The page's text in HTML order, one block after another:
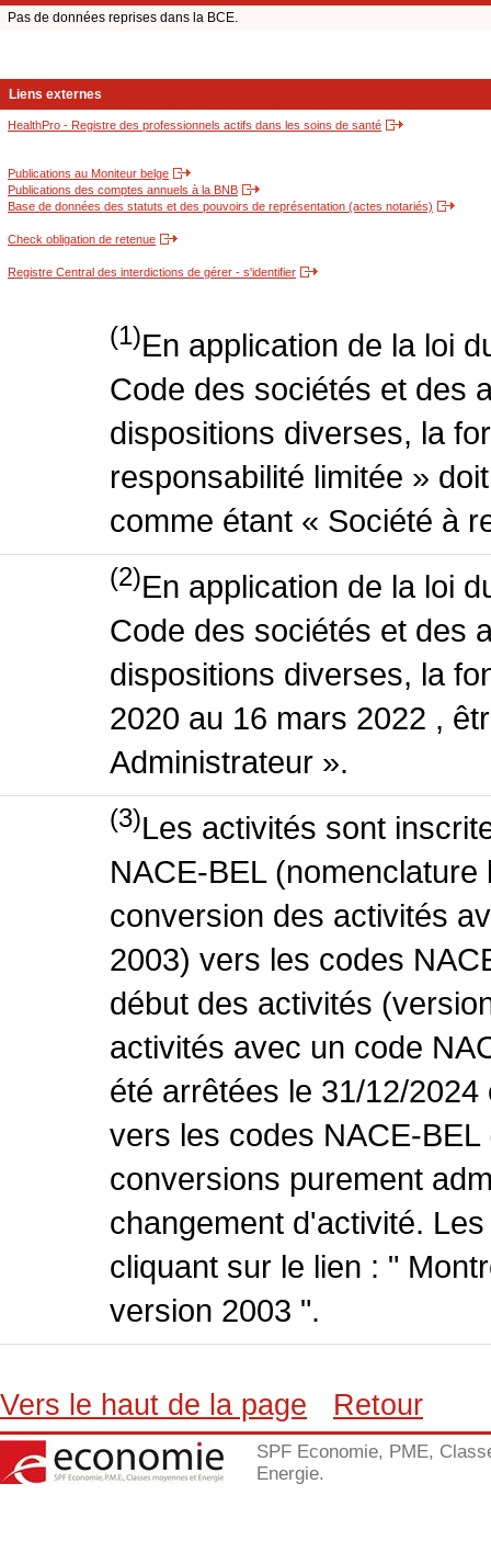
Pas de données reprises dans la BCE.
Liens externes
HealthPro - Registre des professionnels actifs dans les soins de santé
Publications au Moniteur belge
Publications des comptes annuels à la BNB
Base de données des statuts et des pouvoirs de représentation (actes notariés)
Check obligation de retenue
Registre Central des interdictions de gérer - s'identifier
(1)En application de la loi
Code des sociétés et des
dispositions diverses, la
responsabilité limitée »
comme étant « Société à
(2)En application de la loi
Code des sociétés et des
dispositions diverses, la
2020 au 16 mars 2022 ,
Administrateur ».
(3)Les activités sont
NACE-BEL
conversion des activités
2003) vers les codes
début des activités
activités avec un code
été arrêtées le 31/12/
vers les codes NACE-
conversions purement
changement d'activité.
cliquant sur le lien : "
version 2003 ".
Vers le haut de la page Retour
SPF Economie, PME,
Energie.